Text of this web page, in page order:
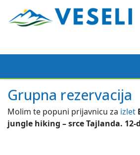
Grupna rezervacija
Molim te popuni prijavnicu za izlet
jungle hiking – srce Tajlanda.